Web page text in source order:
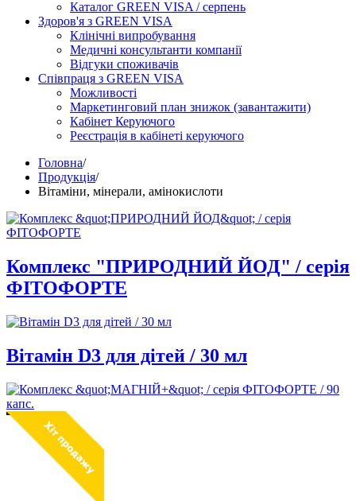
Каталог GREEN VISA / серпень
Здоров'я з GREEN VISA
Клінічні випробування
Медичні консультанти компанії
Відгуки споживачів
Співпраця з GREEN VISA
Можливості
Маркетинговий план знижок (завантажити)
Кабінет Керуючого
Реєстрація в кабінеті керуючого
Головна/
Продукція/
Вітаміни, мінерали, амінокислоти
Комплекс "ПРИРОДНИЙ ЙОД" / серія
ФІТОФОРТЕ
Вітамін D3 для дітей / 30 мл